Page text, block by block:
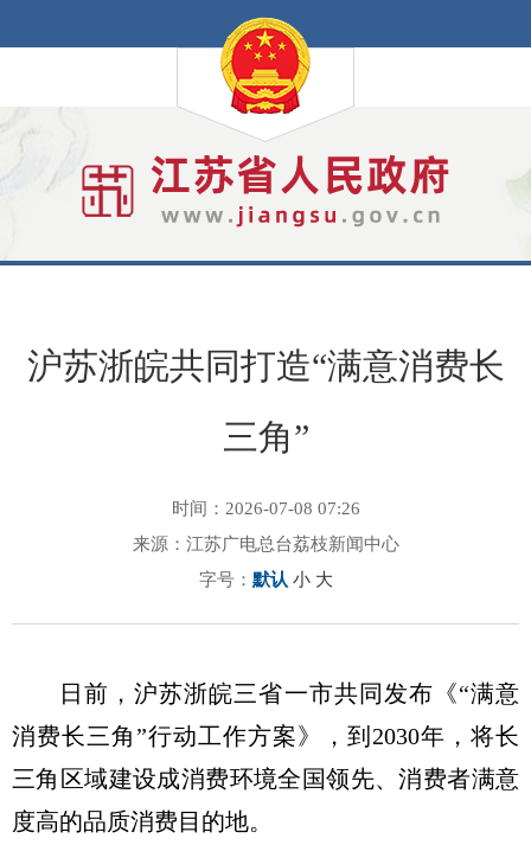
沪苏浙皖共同打造“满意消费长
三角”
时间：2026-07-08 07:26
来源：江苏广电总台荔枝新闻中心
字号： 默认 小 大
日前，沪苏浙皖三省一市共同发布《“满意
消费长三角”行动工作方案》，到2030年，将长
三角区域建设成消费环境全国领先、消费者满意
度高的品质消费目的地。